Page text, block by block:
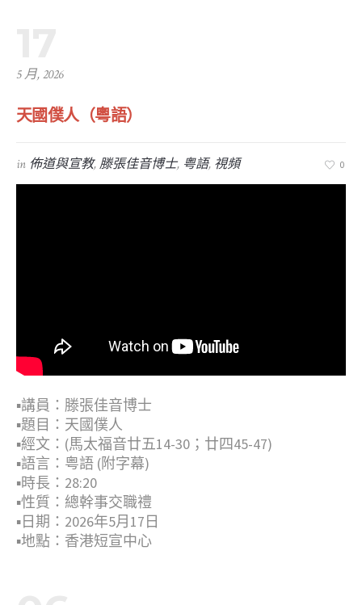
5 月, 2026
天國僕人（粵語）
in 佈道與宣教,滕張佳音博士, 粤語, 視頻 0
▪︎講員：滕張佳音博士
▪︎題目：天國僕人
▪︎經文：(馬太福音廿五14-30；廿四45-47)
▪︎語言：粤語 (附字幕)
▪︎時長：28:20
▪︎性質：總幹事交職禮
▪︎日期：2026年5月17日
▪︎地點：香港短宣中心